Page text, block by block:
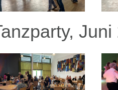
Juni